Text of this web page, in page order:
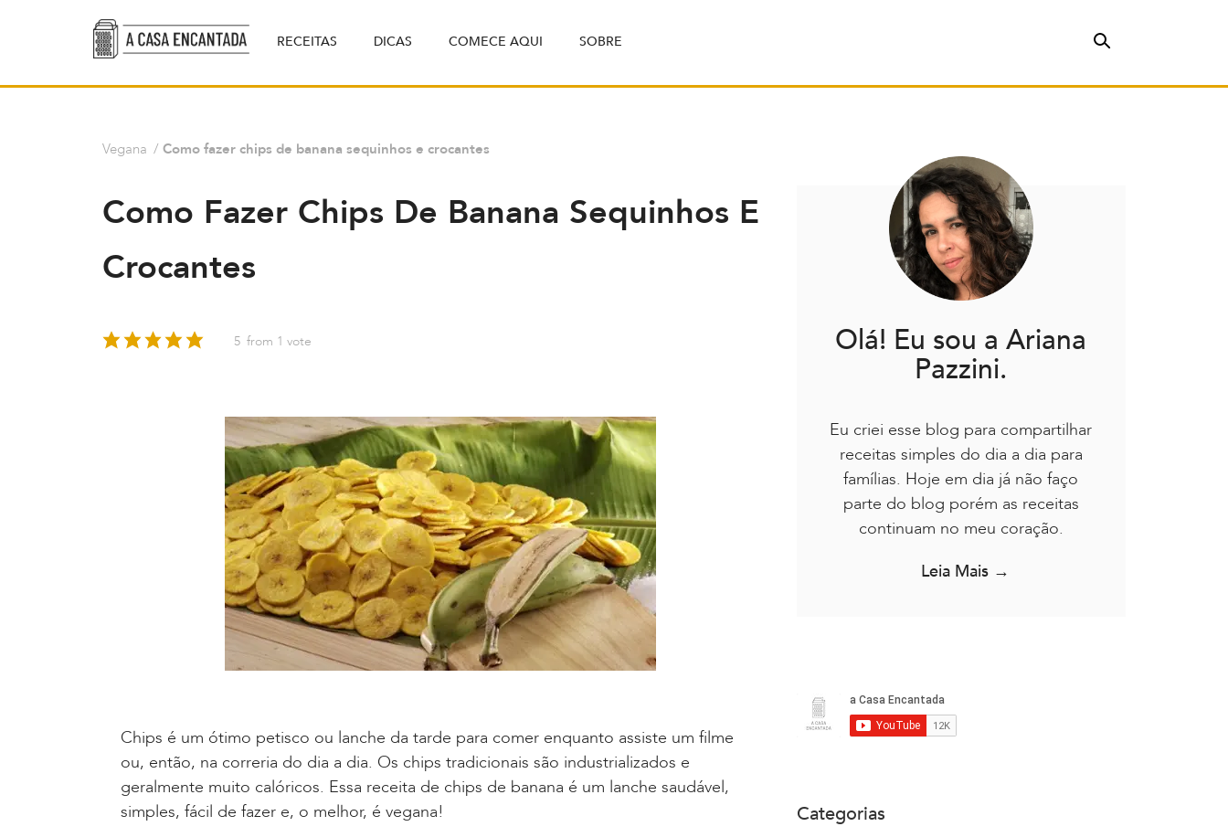
RECEITAS DICAS COMECE AQUI SOBRE
Vegana / Como fazer chips de banana sequinhos e crocantes
Como Fazer Chips De Banana Sequinhos E
Crocantes
5 from 1 vote
Chips é um ótimo petisco ou lanche da tarde para comer enquanto assiste um filme
ou, então, na correria do dia a dia. Os chips tradicionais são industrializados e
geralmente muito calóricos. Essa receita de chips de banana é um lanche saudável,
simples, fácil de fazer e, o melhor, é vegana!
Olá! Eu sou a Ariana
Pazzini.
Eu criei esse blog para compartilhar
receitas simples do dia a dia para
famílias. Hoje em dia já não faço
parte do blog porém as receitas
continuam no meu coração.
Leia Mais →
Categorias